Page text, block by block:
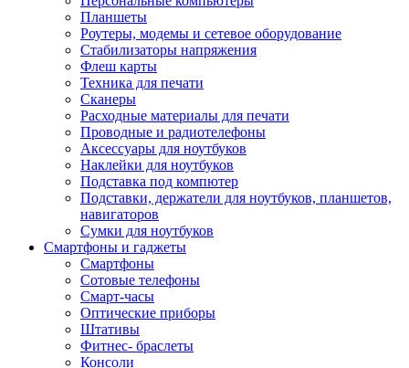
Планшеты
Роутеры, модемы и сетевое оборудование
Стабилизаторы напряжения
Флеш карты
Техника для печати
Сканеры
Расходные материалы для печати
Проводные и радиотелефоны
Аксессуары для ноутбуков
Наклейки для ноутбуков
Подставка под компютер
Подставки, держатели для ноутбуков, планшетов,
навигаторов
Сумки для ноутбуков
Смартфоны и гаджеты
Смартфоны
Сотовые телефоны
Смарт-часы
Оптические приборы
Штативы
Фитнес- браслеты
Консоли